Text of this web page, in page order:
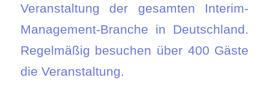
Veranstaltung der gesamten Interim-
Management-Branche in Deutschland.
Regelmäßig besuchen über 400 Gäste
die Veranstaltung.